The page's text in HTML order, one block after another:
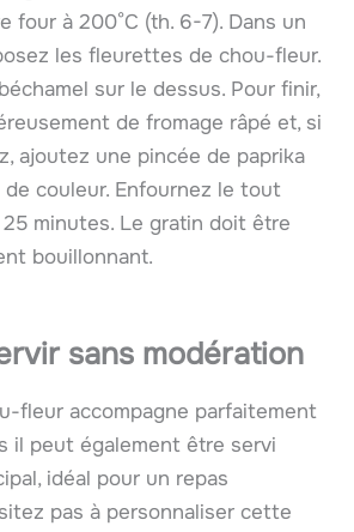
four à 200°C (th. 6-7). Dans un
les fleurettes de chou-fleur.
sur le dessus. Pour finir,
de fromage râpé et, si
ajoutez une pincée de paprika
couleur. Enfournez le tout
minutes. Le gratin doit être
bouillonnant.
sans modération
fleur accompagne parfaitement
il peut également être servi
idéal pour un repas
pas à personnaliser cette